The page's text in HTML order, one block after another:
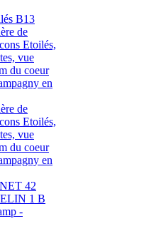
B13
de
Etoilés,
vue
du coeur
en
de
Etoilés,
vue
du coeur
en
42
1 B
-